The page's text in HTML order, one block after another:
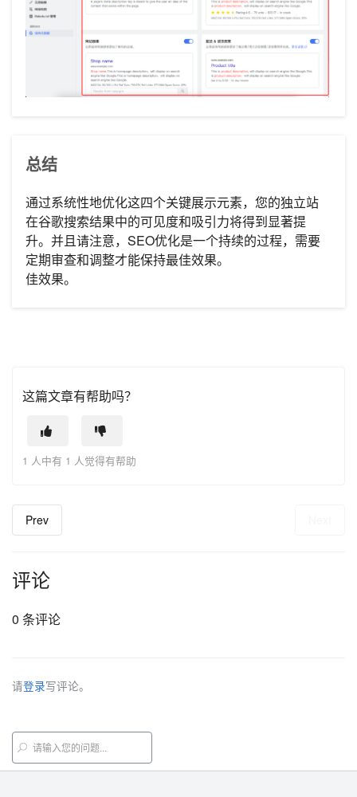
总结
通过系统性地优化这四个关键展示元素，您的独立站
在谷歌搜索结果中的可见度和吸引力将得到显著提
升。并且请注意，SEO优化是一个持续的过程，需要
定期审查和调整才能保持最佳效果。
佳效果。
这篇文章有帮助吗？
1 人中有 1 人觉得有帮助
Prev
评论
0 条评论
请登录写评论。